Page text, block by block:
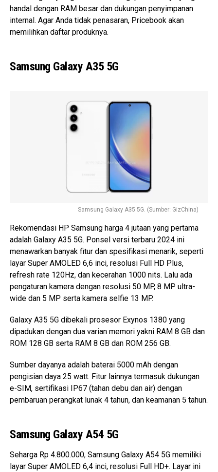
handal dengan RAM besar dan dukungan penyimpanan
internal. Agar Anda tidak penasaran, Pricebook akan
memilihkan daftar produknya.
Samsung Galaxy A35 5G
Samsung Galaxy A35 5G. (Sumber: GizChina)
Rekomendasi HP Samsung harga 4 jutaan yang pertama
adalah Galaxy A35 5G. Ponsel versi terbaru 2024 ini
menawarkan banyak fitur dan spesifikasi menarik, seperti
layar Super AMOLED 6,6 inci, resolusi Full HD Plus,
refresh rate 120Hz, dan kecerahan 1000 nits. Lalu ada
pengaturan kamera dengan resolusi 50 MP, 8 MP ultra-
wide dan 5 MP serta kamera selfie 13 MP.
Galaxy A35 5G dibekali prosesor Exynos 1380 yang
dipadukan dengan dua varian memori yakni RAM 8 GB dan
ROM 128 GB serta RAM 8 GB dan ROM 256 GB.
Sumber dayanya adalah baterai 5000 mAh dengan
pengisian daya 25 watt. Fitur lainnya termasuk dukungan
e-SIM, sertifikasi IP67 (tahan debu dan air) dengan
pembaruan perangkat lunak 4 tahun, dan keamanan 5 tahun.
Samsung Galaxy A54 5G
Seharga Rp 4.800.000, Samsung Galaxy A54 5G memiliki
layar Super AMOLED 6,4 inci, resolusi Full HD+. Layar ini